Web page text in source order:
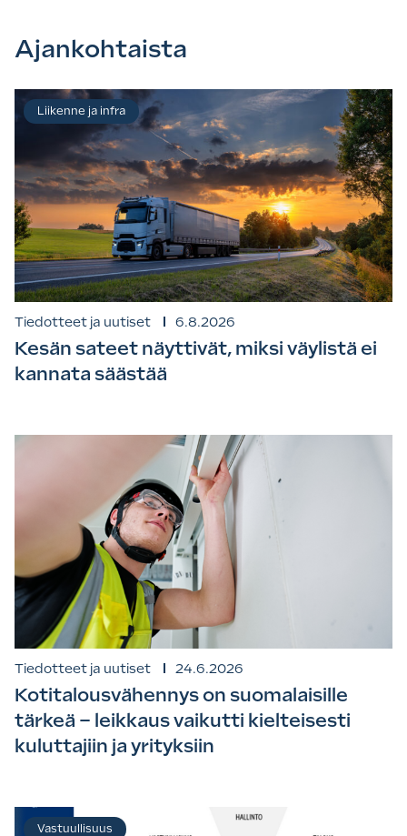
Ajankohtaista
Tiedotteet ja uutiset 6.8.2026
Kesän sateet näyttivät, miksi väylistä ei
kannata säästää
Liikenne ja infra
Tiedotteet ja uutiset 24.6.2026
Kotitalousvähennys on suomalaisille
tärkeä – leikkaus vaikutti kielteisesti
kuluttajiin ja yrityksiin
Vastuullisuus